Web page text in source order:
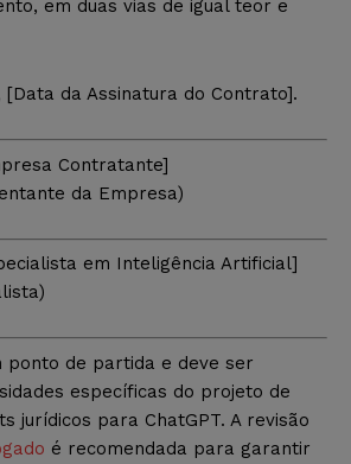
em duas vias de igual teor e
da Assinatura do Contrato].
Contratante]
da Empresa)
em Inteligência Artificial]
ponto de partida e deve ser
específicas do projeto de
jurídicos para ChatGPT. A revisão
é recomendada para garantir